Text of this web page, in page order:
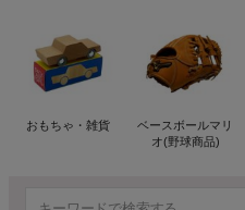
おもちゃ・雑貨
ベースボールマリ
オ(野球商品)